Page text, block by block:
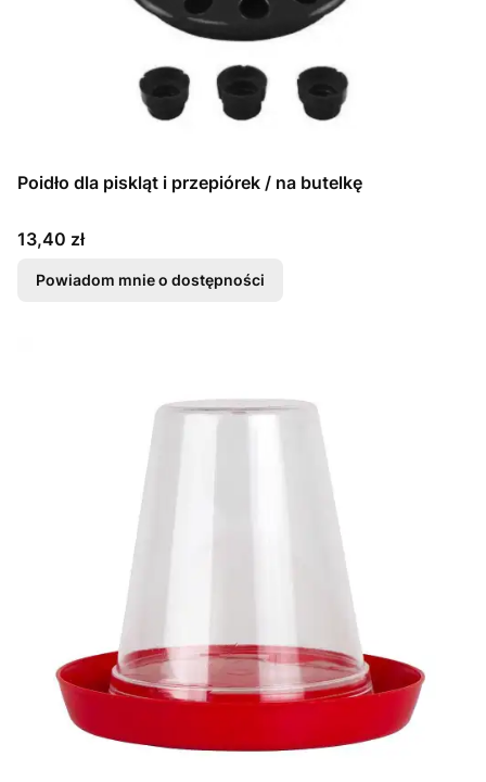
Poidło dla piskląt i przepiórek / na butelkę
Cena
13,40 zł
Powiadom mnie o dostępności